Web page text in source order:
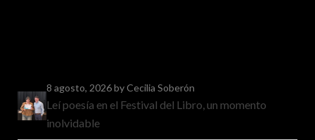
8 agosto, 2026by Cecilia Soberón
Leí poesía en el Festival del Libro, un momento
inolvidable